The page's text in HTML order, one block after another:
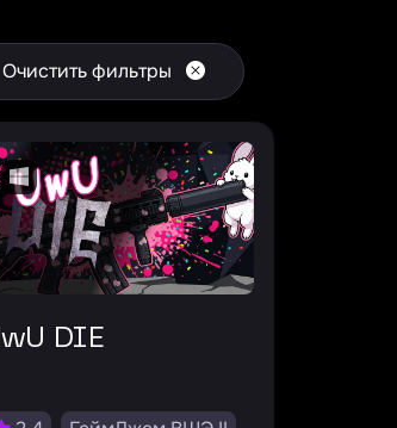
Очистить фильтры
UwU DIE